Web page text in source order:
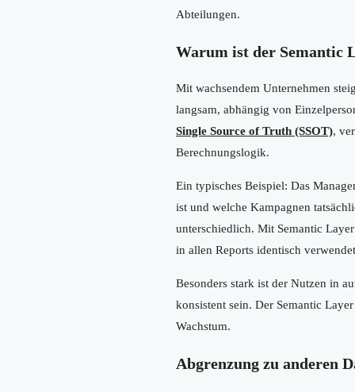
Abteilungen.
Warum ist der Semantic
Mit wachsendem Unternehmen
langsam, abhängig von
Single Source of Truth (SSOT),
Berechnungslogik.
Ein typisches Beispiel: Das
ist und welche Kampagnen
unterschiedlich. Mit Semantic
in allen Reports identisch
Besonders stark ist der Nutzen in
konsistent sein. Der Semantic
Wachstum.
Abgrenzung zu anderen